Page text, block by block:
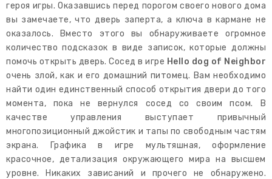
героя игры. Оказавшись перед порогом своего нового дома
вы замечаете, что дверь заперта, а ключа в кармане не
оказалось. Вместо этого вы обнаруживаете огромное
количество подсказок в виде записок, которые должны
помочь открыть дверь. Сосед в игре Hello dog of Neighbor
очень злой, как и его домашний питомец. Вам необходимо
найти один единственный способ открытия двери до того
момента, пока не вернулся сосед со своим псом. В
качестве управления выступает привычный
многопозиционный джойстик и тапы по свободным частям
экрана. Графика в игре мультяшная, оформление
красочное, детализация окружающего мира на высшем
уровне. Никаких зависаний и прочего не обнаружено.